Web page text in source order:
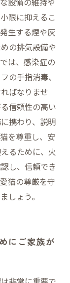
限に抑えるこ
生する煙や灰
の排気設備や
は、感染症の
の手指消毒、
ばなりませ
信頼性の高い
携わり、説明
を尊重し、安
るために、火
し、信頼でき
猫の尊厳を守
しょう。
にご家族が